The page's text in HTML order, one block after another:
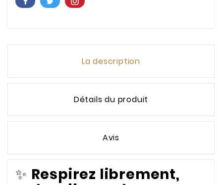
La description
Détails du produit
Avis
✨ Respirez librement,